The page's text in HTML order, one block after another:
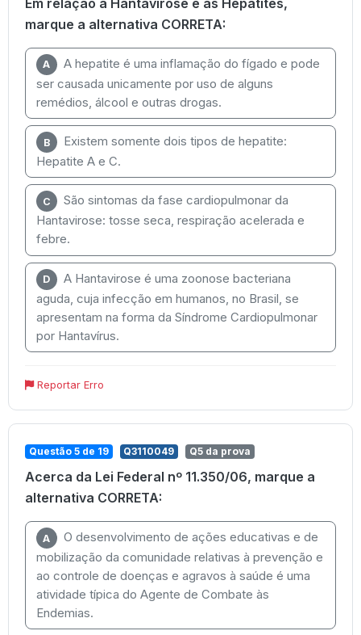
marque a alternativa CORRETA:
A
A hepatite é uma inflamação do fígado e pode
ser causada unicamente por uso de alguns
remédios, álcool e outras drogas.
B
Existem somente dois tipos de hepatite:
Hepatite A e C.
C
São sintomas da fase cardiopulmonar da
Hantavirose: tosse seca, respiração acelerada e
febre.
D
A Hantavirose é uma zoonose bacteriana
aguda, cuja infecção em humanos, no Brasil, se
apresentam na forma da Síndrome Cardiopulmonar
por Hantavírus.
Reportar Erro
Questão 5 de 19 Q3110049 Q5 da prova
Acerca da Lei Federal nº 11.350/06, marque a
alternativa CORRETA:
A
O desenvolvimento de ações educativas e de
mobilização da comunidade relativas à prevenção e
ao controle de doenças e agravos à saúde é uma
atividade típica do Agente de Combate às
Endemias.